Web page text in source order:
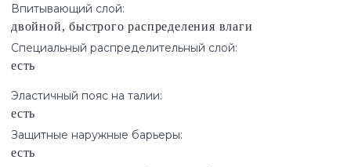
Впитывающий слой:
двойной, быстрого распределения влаги
Специальный распределительный слой:
есть
Эластичный пояс на талии:
есть
Защитные наружные барьеры:
есть